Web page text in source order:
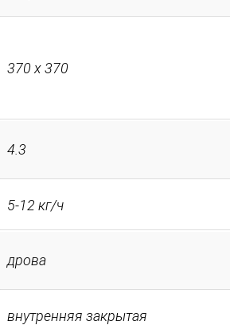
370 х 370
4.3
5-12 кг/ч
дрова
внутренняя закрытая